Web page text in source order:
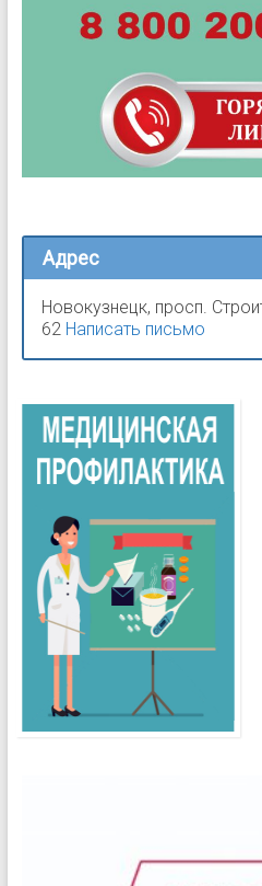
Адрес
Новокузнецк, просп.
62 Написать письмо